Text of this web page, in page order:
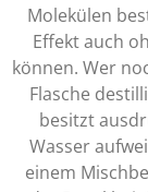
Molekülen
Effekt auch
können. Wer
Flasche
besitzt
Wasser
einem